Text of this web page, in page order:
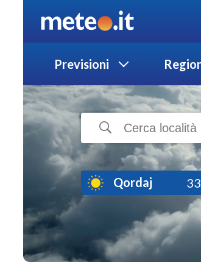
Previsioni
Qordaj